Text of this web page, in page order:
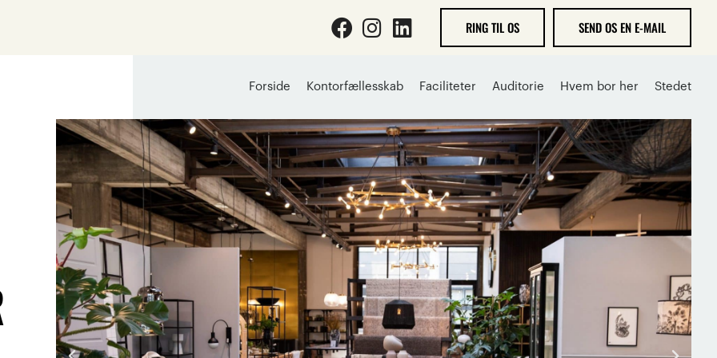
RING TIL OS SEND OS EN E-MAIL
Forside Kontorfællesskab Faciliteter Auditorie Hvem bor her Stedet